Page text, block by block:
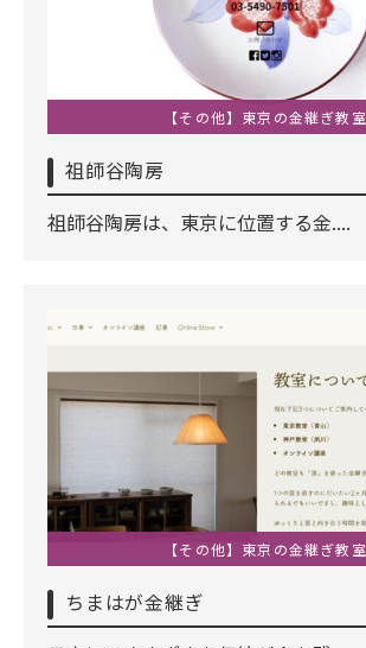
【その他】東京の金継ぎ教室
祖師谷陶房
祖師谷陶房は、東京に位置する金....
【その他】東京の金継ぎ教室
ちまはが金継ぎ